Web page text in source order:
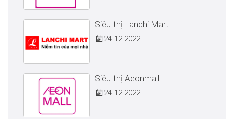
Siêu thị Lanchi Mart
24 12-2022
Siêu thị Aeonmall
24 12-2022